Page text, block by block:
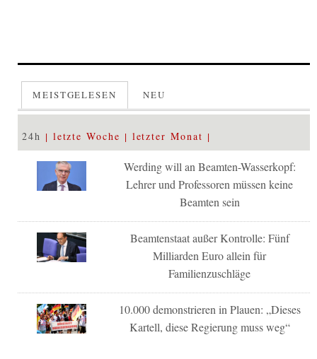
MEISTGELESEN NEU
24h letzte Woche letzter Monat
Werding will an Beamten-Wasserkopf:
Lehrer und Professoren müssen keine
Beamten sein
Beamtenstaat außer Kontrolle: Fünf
Milliarden Euro allein für
Familienzuschläge
10.000 demonstrieren in Plauen: „Dieses
Kartell, diese Regierung muss weg“